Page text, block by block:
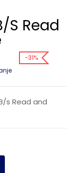
s Read
-31%
s Read and